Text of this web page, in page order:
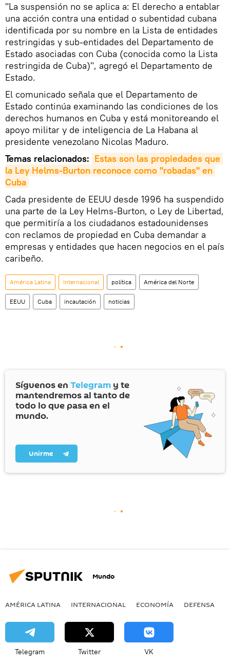
"La suspensión no se aplica a: El derecho a entablar
una acción contra una entidad o subentidad cubana
identificada por su nombre en la Lista de entidades
restringidas y sub-entidades del Departamento de
Estado asociadas con Cuba (conocida como la Lista
restringida de Cuba)", agregó el Departamento de
Estado.
El comunicado señala que el Departamento de
Estado continúa examinando las condiciones de los
derechos humanos en Cuba y está monitoreando el
apoyo militar y de inteligencia de La Habana al
presidente venezolano Nicolas Maduro.
Temas relacionados: Estas son las propiedades que
la Ley Helms-Burton reconoce como "robadas" en
Cuba
Cada presidente de EEUU desde 1996 ha suspendido
una parte de la Ley Helms-Burton, o Ley de Libertad,
que permitiría a los ciudadanos estadounidenses
con reclamos de propiedad en Cuba demandar a
empresas y entidades que hacen negocios en el país
caribeño.
América Latina Internacional política América del Norte
EEUU Cuba incautación noticias
Síguenos en Telegram y te
mantendremos al tanto de
todo lo que pasa en el
mundo.
Unirme
Mundo
AMÉRICA LATINA INTERNACIONAL ECONOMÍA DEFENSA
Telegram Twitter VK